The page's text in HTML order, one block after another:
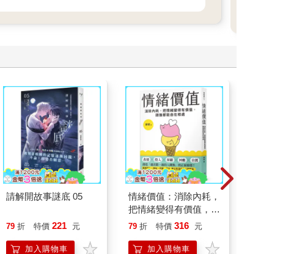
請解開故事謎底 05
79 折 特價 221 元
加入購物車
情緒價值：消除內耗，
把情緒變得有價值，跟
誰都能自在相處
79 折 特價 316 元
加入購物車